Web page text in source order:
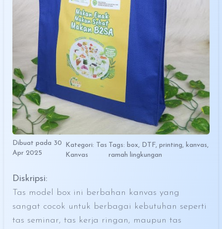
Dibuat pada 30
Apr 2025
Kategori: Tas
Kanvas
Tags: box, DTF, printing, kanvas,
ramah lingkungan
Diskripsi:
Tas model box ini berbahan kanvas yang
sangat cocok untuk berbagai kebutuhan seperti
tas seminar, tas kerja ringan, maupun tas